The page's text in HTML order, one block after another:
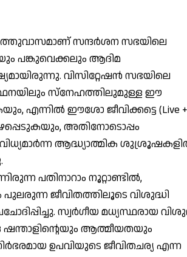
സന്ദര്‍ശന സഭയിലെ
പങ്കുവെക്കലും ആദിമ
വിസിറ്റേഷന്‍ സഭയിലെ
സ്‌നേഹത്തിലുമുള്ള ഈ
എന്നില്‍ ഈശോ ജീവിക്കട്ടെ (Live +
അതിനോടൊപ്പം
ആദ്ധ്യാത്മിക
പതിനാറാം നൂറ്റാണ്ടില്‍,
ജീവിതത്തിലൂടെ വിശുദ്ധി
സ്വര്‍ഗീയ മധ്യസ്ഥരായ
ഷന്താളിന്റെയും ആത്മീയതയും
ഉപവിയുടെ ജീവിതചര്യ എന്ന